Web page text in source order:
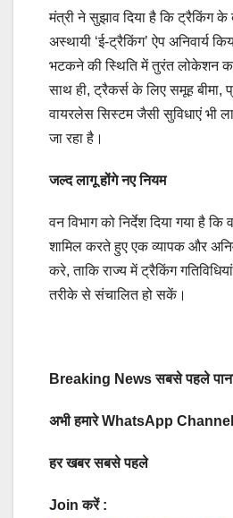
मंत्री ने सुझाव दिया है कि ट्रैकिंग के
अस्थायी ‘ई-ट्रैकिंग’ ऐप अनिवार्य
भटकने की स्थिति में तुरंत लोकेशन
साथ ही, ट्रैकर्स के लिए समूह बीमा,
वायरलेस सिस्टम जैसी सुविधाएं भी
जा रहा है।
जल्द लागू होंगे नए नियम
वन विभाग को निर्देश दिया गया है
शामिल करते हुए एक व्यापक और
करे, ताकि राज्य में ट्रैकिंग
तरीके से संचालित हो सकें।
Breaking News सबसे पहले
अभी हमारे WhatsApp
हर खबर सबसे पहले
Join करें :